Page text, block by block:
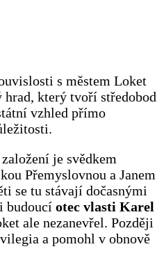
s městem Loket
hrad, který tvoří středobod
vzhled přímo
je svědkem
Přemyslovnou a Janem
se tu stávají dočasnými
budoucí otec vlasti Karel
ale nezanevřel. Později
a pomohl v obnově